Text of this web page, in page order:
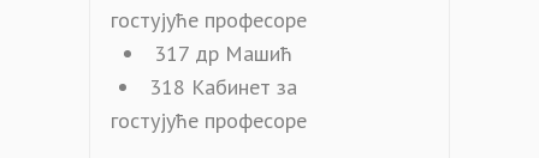
гостујуће професоре
317 др Машић
318 Кабинет за
гостујуће професоре